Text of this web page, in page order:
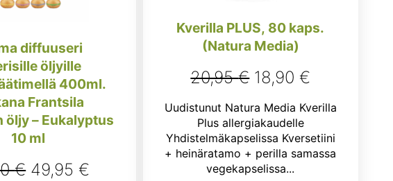
diffuuseri
öljyille
400ml.
Frantsila
öljy – Eukalyptus
10 ml
€ Alkuperäinen
49,95 €
Kverilla PLUS, 80 kaps.
(Natura Media)
20,95€ Alkuperäinen
hinta
oli:
20,95 €.
18,90 €
hinta
18,90 €.
Uudistunut Natura Media Kverilla
Plus allergiakaudelle
Yhdistelmäkapselissa Kversetiini
+ heinäratamo + perilla samassa
vegekapselissa...